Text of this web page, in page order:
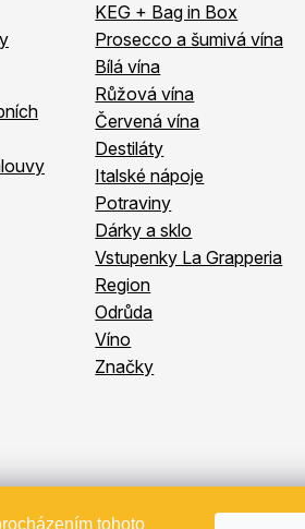
tohoto
KEG + Bag in Box
Prosecco a šumivá vína
Bílá vína
Růžová vína
Červená vína
Destiláty
Italské nápoje
Potraviny
Dárky a sklo
Vstupenky La Grapperia
Region
Odrůda
Víno
Značky